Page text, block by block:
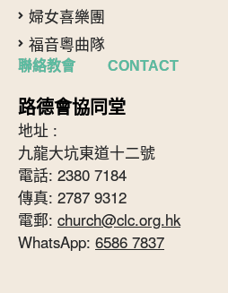
婦女喜樂團
福音粵曲隊
聯絡教會 CONTACT
路德會協同堂
地址 :
九龍大坑東道十二號
電話: 2380 7184
傳真: 2787 9312
電郵: church@clc.org.hk
WhatsApp: 6586 7837